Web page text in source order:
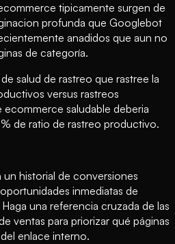
tipicamente surgen de
profunda que Googlebot
anadidos que aun no
de categoría.
salud de rastreo que rastree la
versus rastreos
ecommerce saludable deberia
de ratio de rastreo productivo.
un historial de conversiones
inmediatas de
una referencia cruzada de las
ventas para priorizar qué páginas
enlace interno.